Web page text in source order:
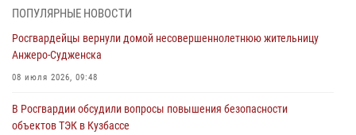
Росгвардейцы задержали в Кемерове дебошира, устроившего
05 августа 2026, 09:30
Росгвардейцы задержали участника драки, причинившего побои
05 августа 2026, 08:50
ПОПУЛЯРНЫЕ НОВОСТИ
Росгвардейцы вернули домой несовершеннолетнюю жительницу
Анжеро-Судженска
08 июля 2026, 09:48
В Росгвардии обсудили вопросы повышения безопасности
объектов ТЭК в Кузбассе